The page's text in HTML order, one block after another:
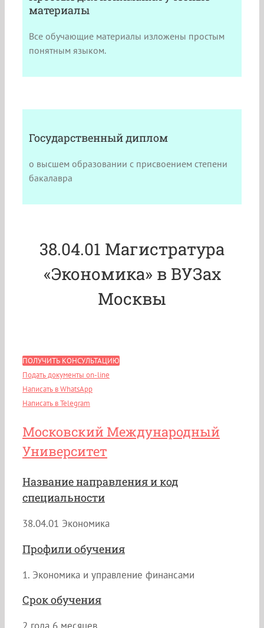
материалы
Все обучающие материалы изложены простым
понятным языком.
Государственный диплом
о высшем образовании с присвоением степени
бакалавра
38.04.01 Магистратура
«Экономика» в ВУЗах
Москвы
ПОЛУЧИТЬ КОНСУЛЬТАЦИЮ
Подать документы on-line
Написать в WhatsApp
Написать в Telegram
Московский Международный
Университет
Название направления и код
специальности
38.04.01 Экономика
Профили обучения
1. Экономика и управление финансами
Срок обучения